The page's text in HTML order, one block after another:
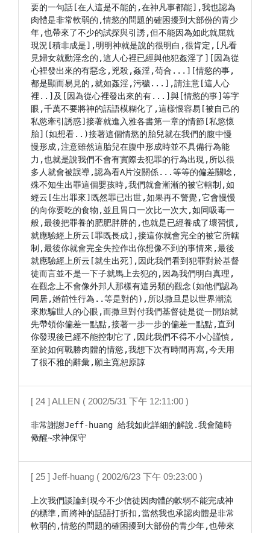
要的一句話[在人這是不能的,在神凡事都能],我也認為
肉體是非常軟弱的,情慾的問題的確困擾到大部份的青少
年,也帶來了不少的試探與引誘,但不能因為如此就屈就
現況[積非成是],明明神就是說的很明白,很肯定,[凡看
見婦女就動淫念的,這人心裡已經與他犯姦淫了][因為從
心裡發出來的有惡念,兇殺,姦淫,苟合...][情慾的事,
都是顯而易見的,就如姦淫,污穢...],請注意[這人心
裡..]及[因為從心裡發出來的有...]與[情慾的事]等字
眼,千萬不要將神的話語模糊化了,這樣恨容易[被自己的
私慾牽引誘惑]接著就進入雅各書第一章的情節[私慾懷
胎](如想看..)接著這個情慾的胎兒就在我們的腹中慢
慢形成,注意雖然這胎兒在腹中形成時並不具備行為能
力,也就是說我們不會有實際去犯罪的行為出現,所以很
多人就會被誤導,認為看A片沒關係...等等的偏差關唸,
殊不知生出罪這個嬰孩時,我們就會漸漸的被它轄制,如
經云[生出罪來]既然罪已出世,如果再不警覺,它會慢慢
的向你要吃的食物,並且胃口一次比一次大,如同吸毒一
般,最後把罪養的肥肥胖胖的,也就是已經養成了壞習慣,
就應驗經上所云[罪既長成],接這你就會完全的被它所轄
制,最後你就會完全失控作出你想像不到的事情來,最後
就應驗經上所云[就生出死],因此我們看到犯罪對於基督
徒而言並不是一下子就馬上去犯的,因為我們明白真理,
在觀念上不會像外邦人那樣有這另類的觀念(如他們認為
同居,婚前性行為..等是對的),所以撒旦是以世界潮流
來欺騙世人的心眼,而撒旦對付我們基督徒是從一開始就
先帶領你偏差一點點,接著一步一步的偏差一點點,直到
你發現後已經不能控制它了,因此我們不得不小心謹慎,
至於如何戰勝肉體的情慾,我想下次有時間再寫,今天用
了很不雅的辭彙,願主寬恕原諒
[ 24 ] ALLEN ( 2002/5/31 下午 12:11:00 )
非常謝謝Jeff-huang 給我如此詳細的解說.我會隨時
儆醒~求神保守
[ 25 ] Jeff-huang ( 2002/6/23 下午 09:23:00 )
上次我們談論到現今不少信徒因肉體的軟弱不能完成神
的標準,而將神的話語打折扣,當然我也承認肉體是非常
軟弱的,情慾的問題的確困擾到大部份的青少年,也帶來